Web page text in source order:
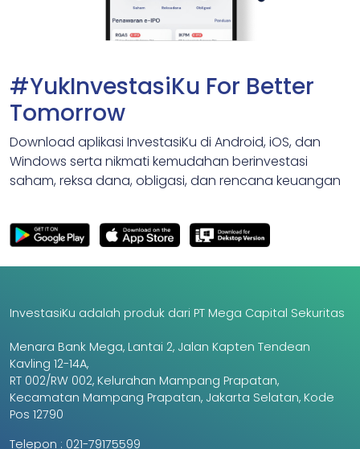
#YukInvestasiKu For Better
Tomorrow
Download aplikasi InvestasiKu di Android, iOS, dan
Windows serta nikmati kemudahan berinvestasi
saham, reksa dana, obligasi, dan rencana keuangan
InvestasiKu adalah produk dari PT Mega Capital Sekuritas
Menara Bank Mega, Lantai 2, Jalan Kapten Tendean
Kavling 12-14A,
RT 002/RW 002, Kelurahan Mampang Prapatan,
Kecamatan Mampang Prapatan, Jakarta Selatan, Kode
Pos 12790
Telepon : 021-79175599